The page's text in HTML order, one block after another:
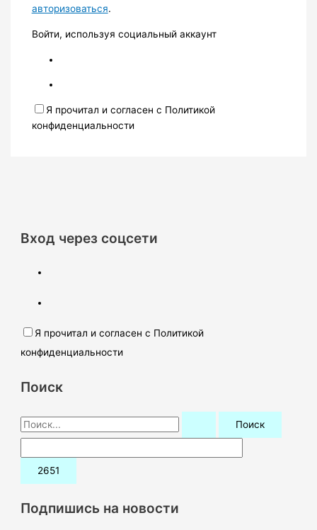
авторизоваться.
Войти, используя социальный аккаунт
Я прочитал и согласен с Политикой
конфиденциальности
Вход через соцсети
Я прочитал и согласен с Политикой
конфиденциальности
Поиск
П
о
и
:Подпишись на новости